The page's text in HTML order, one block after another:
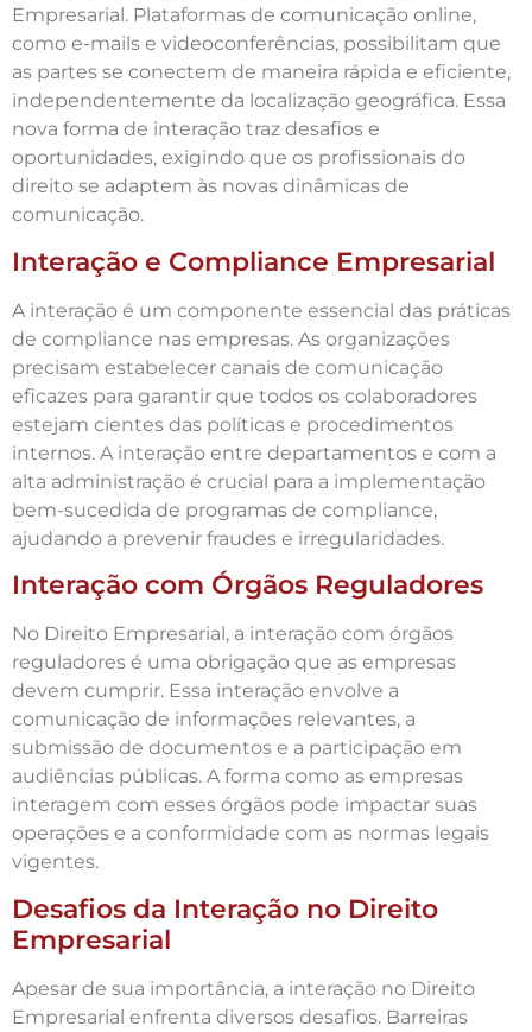
Empresarial. Plataformas de comunicação online,
como e-mails e videoconferências, possibilitam que
as partes se conectem de maneira rápida e eficiente,
independentemente da localização geográfica. Essa
nova forma de interação traz desafios e
oportunidades, exigindo que os profissionais do
direito se adaptem às novas dinâmicas de
comunicação.
Interação e Compliance Empresarial
A interação é um componente essencial das práticas
de compliance nas empresas. As organizações
precisam estabelecer canais de comunicação
eficazes para garantir que todos os colaboradores
estejam cientes das políticas e procedimentos
internos. A interação entre departamentos e com a
alta administração é crucial para a implementação
bem-sucedida de programas de compliance,
ajudando a prevenir fraudes e irregularidades.
Interação com Órgãos Reguladores
No Direito Empresarial, a interação com órgãos
reguladores é uma obrigação que as empresas
devem cumprir. Essa interação envolve a
comunicação de informações relevantes, a
submissão de documentos e a participação em
audiências públicas. A forma como as empresas
interagem com esses órgãos pode impactar suas
operações e a conformidade com as normas legais
vigentes.
Desafios da Interação no Direito
Empresarial
Apesar de sua importância, a interação no Direito
Empresarial enfrenta diversos desafios. Barreiras